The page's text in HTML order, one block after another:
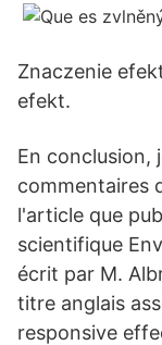
Znaczenie
efekt.
En conclusion,
commentaires
l'article que
scientifique
écrit par M.
titre anglais
responsive